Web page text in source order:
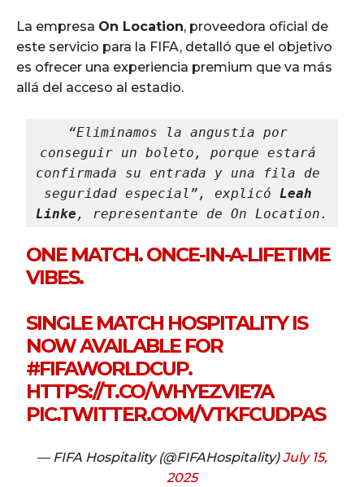
La empresa On Location, proveedora oficial de
este servicio para la FIFA, detalló que el objetivo
es ofrecer una experiencia premium que va más
allá del acceso al estadio.
“Eliminamos la angustia por
conseguir un boleto, porque estará
confirmada su entrada y una fila de
seguridad especial”, explicó Leah
Linke , representante de On Location.
ONE MATCH. ONCE-IN-A-LIFETIME
VIBES.
SINGLE MATCH HOSPITALITY IS
NOW AVAILABLE FOR
#FIFAWORLDCUP.
HTTPS://T.CO/WHYEZVIE7A
PIC.TWITTER.COM/VTKFCUDPAS
— FIFA Hospitality (@FIFAHospitality)July 15,
2025